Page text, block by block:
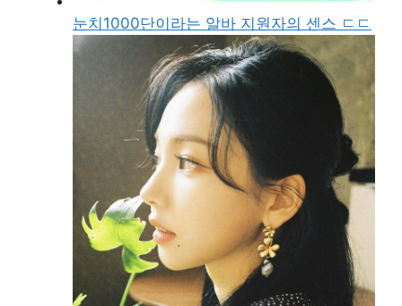
눈치1000단이라는 알바 지원자의 센스 ㄷㄷ